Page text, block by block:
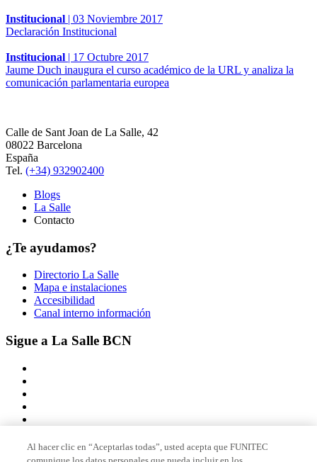
Institucional | 03 Noviembre 2017
Declaración Institucional
Institucional | 17 Octubre 2017
Jaume Duch inaugura el curso académico de la URL y analiza la
comunicación parlamentaria europea
Calle de Sant Joan de La Salle, 42
08022 Barcelona
España
Tel. (+34) 932902400
Blogs
La Salle
Contacto
¿Te ayudamos?
Directorio La Salle
Mapa e instalaciones
Accesibilidad
Canal interno información
Sigue a La Salle BCN
Al hacer clic en “Aceptarlas todas”, usted acepta que FUNITEC